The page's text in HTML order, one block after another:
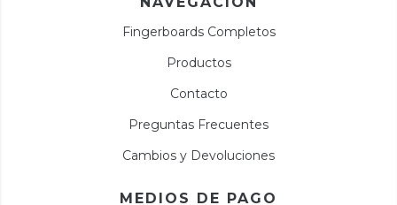
Fingerboards Completos
Productos
Contacto
Preguntas Frecuentes
Cambios y Devoluciones
MEDIOS DE PAGO